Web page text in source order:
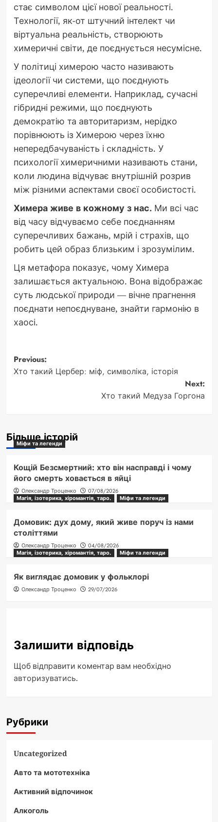
стає символом цієї нової реальності.
Технології, як-от штучний інтелект чи
віртуальна реальність, створюють
химеричні світи, де поєднується несумісне.
У політиці химерою часто називають
ідеології чи системи, що поєднують
суперечливі елементи. Наприклад, сучасні
гібридні режими, що поєднують
демократію та авторитаризм, нерідко
порівнюють із Химерою через їхню
непередбачуваність і складність. У
психології химеричними називають стани,
коли людина відчуває внутрішній розрив
між різними аспектами своєї особистості.
Химера живе в кожному з нас. Ми всі час
від часу відчуваємо себе поєднанням
суперечливих бажань, мрій і страхів, що
робить цей образ близьким і зрозумілим.
Ця метафора показує, чому Химера
залишається актуальною. Вона відображає
суть людської природи — вічне прагнення
поєднати непоєднуване, знайти гармонію в
хаосі.
Post
navigation
Previous:
Хто такий Цербер: міф, символіка, історія
Next:
Хто такий Медуза Горгона
Більше історій
Міфи та легенди
Кощій Безсмертний: хто він насправді і чому
його смерть ховається в яйці
Олександр Троценко
07/08/2026
Магія, ізотерика, хіромантія, таро.
Міфи та легенди
Домовик: дух дому, який живе поруч із нами
століттями
Олександр Троценко
04/08/2026
Магія, ізотерика, хіромантія, таро.
Міфи та легенди
Як виглядає домовик у фольклорі
Олександр Троценко 29/07/2026
Залишити відповідь
Щоб відправити коментар вам необхідно
авторизуватись.
Рубрики
Uncategorized
Авто та мототехніка
Активний відпочинок
Алкоголь